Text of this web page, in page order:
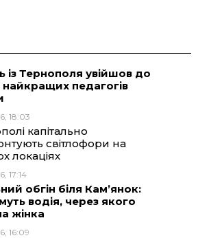
e
r
a
m
t
A
із Тернополя увійшов до
педагогів
18:03
капітально
світлофори на
локаціях
17:14
обгін біля Кам’янок:
водія, через якого
жінка
16:09